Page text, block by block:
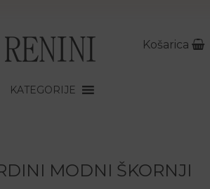
Košarica
KATEGORIJE
MODNI ŠKORNJI